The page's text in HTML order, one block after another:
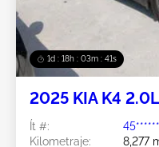
1d : 18h : 03m : 38s
2025 KIA K4 2.0L
Ít #:
45******
Kilometraje:
8,277